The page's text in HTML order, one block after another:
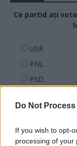
Do Not
If you wish to opt-
processing of your
Ce partid ați
USR
PNL
PSD
UDMR
Forța Dreptei